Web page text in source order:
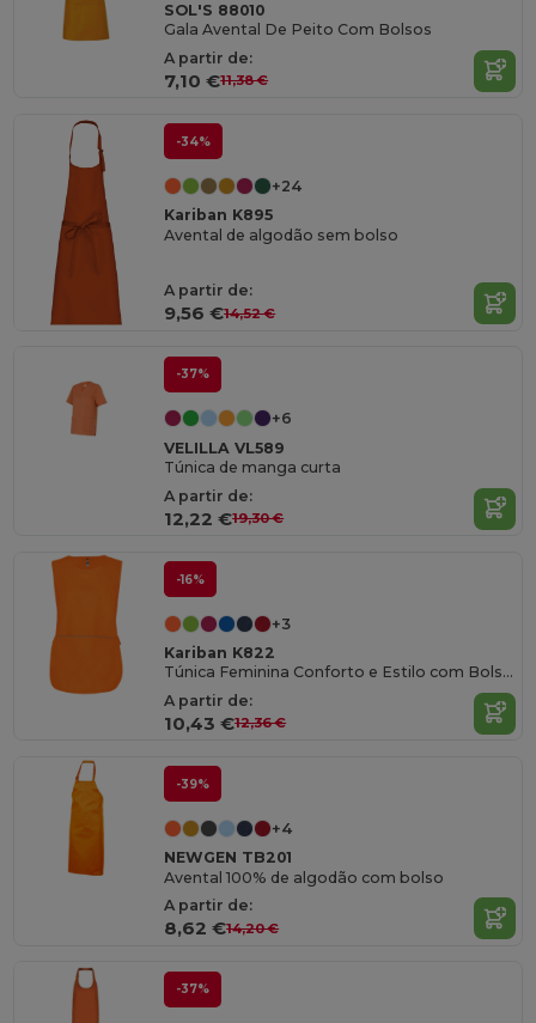
SOL'S 88010
Gala Avental De Peito Com Bolsos
A partir de:
7,10 €11,38 €
-34%
+24
Kariban K895
Avental de algodão sem bolso
A partir de:
9,56 €14,52 €
-37%
+6
VELILLA VL589
Túnica de manga curta
A partir de:
12,22 €19,30 €
-16%
+3
Kariban K822
Túnica Feminina Conforto e Estilo com Bolsos Práticos
A partir de:
10,43 €12,36 €
-39%
+4
NEWGEN TB201
Avental 100% de algodão com bolso
A partir de:
8,62 €14,20 €
-37%